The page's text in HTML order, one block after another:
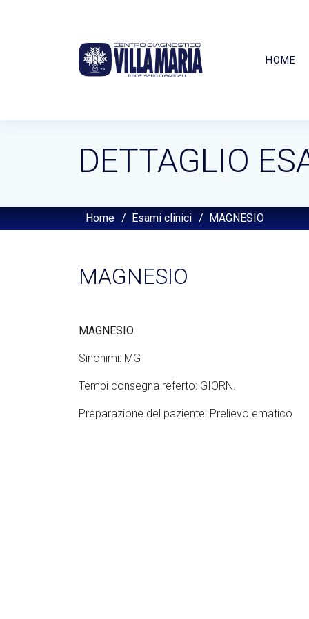
HOME
DETTAGLIO
Home / Esami clinici / MAGNESIO
MAGNESIO
MAGNESIO
Sinonimi: MG
Tempi consegna referto: GIORN.
Preparazione del paziente: Prelievo ematico